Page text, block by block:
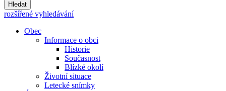
Hledat
rozšířené vyhledávání
Obec
Informace o obci
Historie
Současnost
Blízké okolí
Životní situace
Letecké snímky